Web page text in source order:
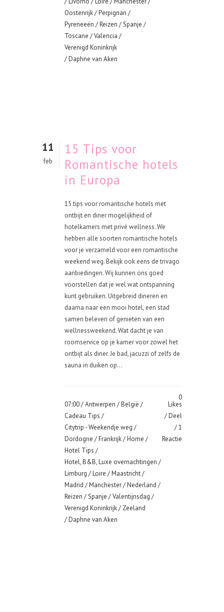
Oostenrijk/Perpignan /
Pyreneeën /Reizen /Spanje /
Toscane /Valencia /
Verenigd Koninkrijk
/ Daphne van Aken
11
feb
15 Tips voor
Romantische hotels
in Europa
15 tips voor romantische hotels met
ontbijt en diner mogelijkheid of
hotelkamers met privé wellness. We
hebben alle soorten romantische hotels
voor je verzameld voor een romantische
weekend weg. Bekijk ook eens de trivago
aanbiedingen. Wij kunnen ons goed
voorstellen dat je wel wat ontspanning
kunt gebruiken. Uitgebreid dineren en
daarna naar een mooi hotel, een stad
samen beleven of genieten van een
wellnessweekend. Wat dacht je van
roomservice op je kamer voor zowel het
ontbijt als diner. Je bad, jacuzzi of zelfs de
sauna in duiken op...
07:00 /Antwerpen /België /
Cadeau Tips /
Citytrip - Weekendje weg /
Dordogne /Frankrijk/Home /
Hotel Tips /
Hotel, B&B, Luxe overnachtingen /
Limburg /Loire /Maastricht/
Madrid /Manchester/Nederland /
Reizen /Spanje /Valentijnsdag /
Verenigd Koninkrijk/ Zeeland
/ Daphne van Aken
0
Likes
Deel
1
Reactie